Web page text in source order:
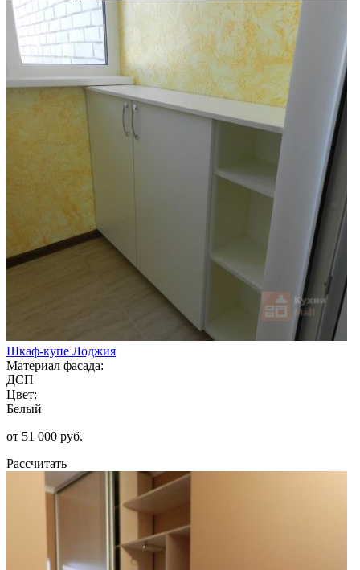
Шкаф-купе Лоджия
Материал фасада:
ДСП
Цвет:
Белый
от 51 000 руб.
Рассчитать